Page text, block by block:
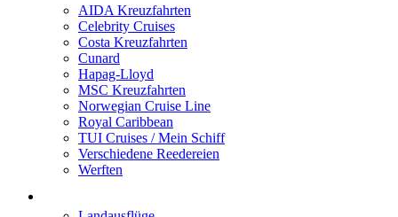
AIDA Kreuzfahrten
Celebrity Cruises
Costa Kreuzfahrten
Cunard
Hapag-Lloyd
MSC Kreuzfahrten
Norwegian Cruise Line
Royal Caribbean
TUI Cruises / Mein Schiff
Verschiedene Reedereien
Werften